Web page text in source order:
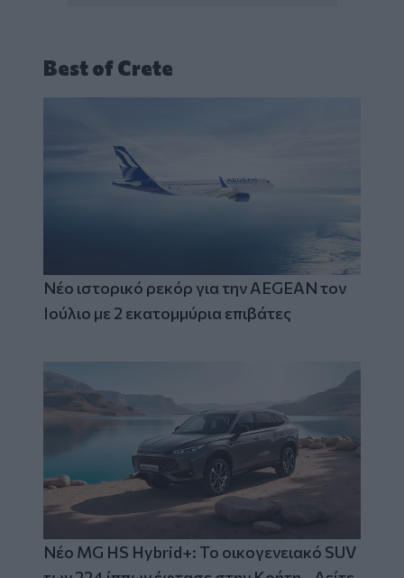
Best of Crete
Νέο ιστορικό ρεκόρ για την AEGEAN τον
Ιούλιο με 2 εκατομμύρια επιβάτες
Νέο MG HS Hybrid+: Το οικογενειακό SUV